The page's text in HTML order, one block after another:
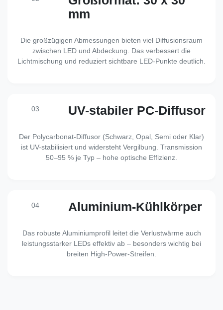
mm
Die großzügigen Abmessungen bieten viel Diffusionsraum
zwischen LED und Abdeckung. Das verbessert die
Lichtmischung und reduziert sichtbare LED-Punkte deutlich.
03 UV-stabiler PC-Diffusor
Der Polycarbonat-Diffusor (Schwarz, Opal, Semi oder Klar)
ist UV-stabilisiert und widersteht Vergilbung. Transmission
50–95 % je Typ – hohe optische Effizienz.
04 Aluminium-Kühlkörper
Das robuste Aluminiumprofil leitet die Verlustwärme auch
leistungsstarker LEDs effektiv ab – besonders wichtig bei
breiten High-Power-Streifen.